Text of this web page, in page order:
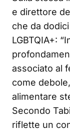
e direttore
che da
LGBTQIA+:
associato al
come
alimentare
Secondo
riflette un